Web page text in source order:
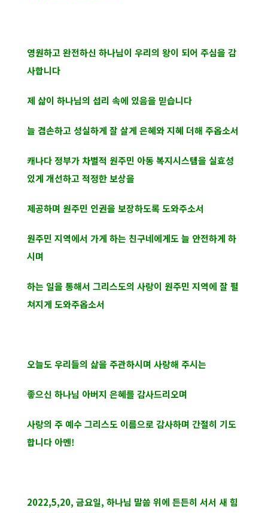
영원하고 완전하신 하나님이 우리의 왕이 되어 주심을 감
사합니다
제 삶이 하나님의 섭리 속에 있음을 믿습니다
늘 겸손하고 성실하게 잘 살게 은혜와 지혜 더해 주옵소서
캐나다 정부가 차별적 원주민 아동 복지시스템을 실효성
있게 개선하고 적정한 보상을
제공하며 원주민 인권을 보장하도록 도와주소서
원주민 지역에서 가게 하는 친구네에게도 늘 안전하게 하
시며
하는 일을 통해서 그리스도의 사랑이 원주민 지역에 잘 펼
쳐지게 도와주옵소서
오늘도 우리들의 삶을 주관하시며 사랑해 주시는
좋으신 하나님 아버지 은혜를 감사드리오며
사랑의 주 예수 그리스도 이름으로 감사하며 간절히 기도
합니다 아멘!
2022,5,20, 금요일, 하나님 말씀 위에 든든히 서서 새 힘